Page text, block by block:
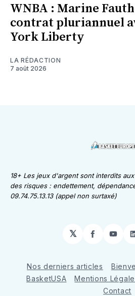
WNBA : Marine
contrat pluriannuel
York Liberty
LA RÉDACTION
7 août 2026
18+ Les jeux d'argent sont interdits
des risques : endettement,
09.74.75.13.13 (appel non surtaxé)
𝕏
Nos derniers articles
BasketUSA
Mentions
Contact